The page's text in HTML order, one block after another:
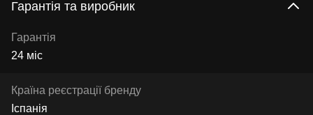
Гарантія та виробник
Гарантія
24 міс
Країна реєстрації бренду
Іспанія